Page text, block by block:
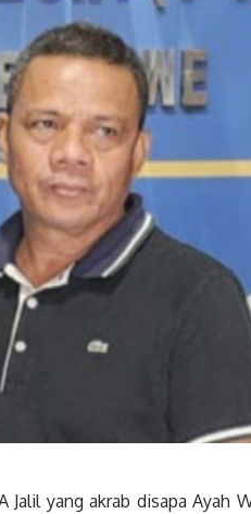
Jalil yang akrab disapa Ayah